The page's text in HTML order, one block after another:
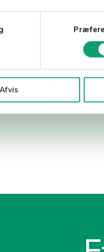
Afvis
til sterkere
føler seg forstått
suksess i enhver